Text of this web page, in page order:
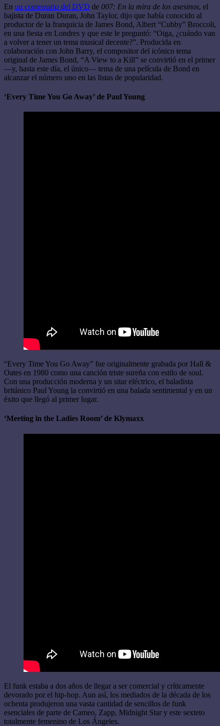
En un comentario del DVD de 007: En la mira de los asesinos, el
bajista de Duran Duran, John Taylor, dijo que había conocido al
productor de la franquicia de James Bond, Albert “Cubby” Broccoli,
en una fiesta en Londres y que este le preguntó: “Oiga, ¿cuándo van
a volver a tener un tema musical decente?”. Producida en
colaboración con John Barry, el compositor del icónico tema
original de James Bond, “A View to a Kill” se convirtió en el primer
—y, hasta este día, el único— tema de una película de Bond en
alcanzar el número uno en las listas de popularidad.
‘Every Time You Go Away’ de Paul Young
“Every Time You Go Away” fue originalmente grabada por Hall &
Oates en 1980 como una canción triste sureña con estilo de soul.
Con una producción moderna y un sitar eléctrico, el baladista
británico Paul Young la convirtió en una balada sentimental y en un
éxito que llegó al primer lugar.
‘Meeting in the Ladies Room’ de Klymaxx
El funk estaba a dos años de llegar a ser comercial y críticamente
devorado por el hip-hop. Aun así, los mediados de la década de los
ochenta produjeron una vasta cantidad de sencillos de funk
esenciales de parte de Cameo, Zapp, Midnight Star y este sexteto
totalmente femenino de Los Ángeles.